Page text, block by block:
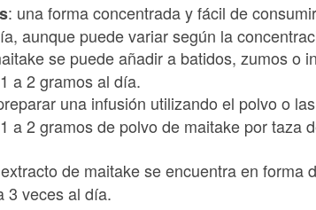
: una forma concentrada y fácil de
aunque puede variar según la
se puede añadir a batidos, zumos o
a 2 gramos al día.
una infusión utilizando el polvo o
a 2 gramos de polvo de maitake por taza
de maitake se encuentra en forma
3 veces al día.